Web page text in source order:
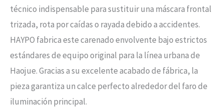
técnico indispensable para sustituir una máscara frontal
trizada, rota por caídas o rayada debido a accidentes.
HAYPO fabrica este carenado envolvente bajo estrictos
estándares de equipo original para la línea urbana de
Haojue. Gracias a su excelente acabado de fábrica, la
pieza garantiza un calce perfecto alrededor del faro de
iluminación principal.